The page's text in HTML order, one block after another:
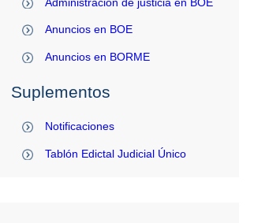
Anuncios en BOE
Anuncios en BORME
Suplementos
Notificaciones
Tablón Edictal Judicial Único